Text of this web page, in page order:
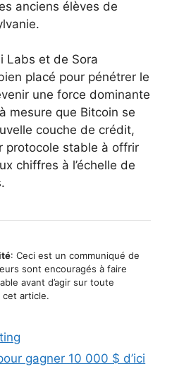
anciens élèves de
Labs et de Sora
placé pour pénétrer le
une force dominante
mesure que Bitcoin se
couche de crédit,
protocole stable à offrir
chiffres à l’échelle de
: Ceci est un communiqué de
sont encouragés à faire
avant d’agir sur toute
cet article.
gagner 10 000 $ d’ici